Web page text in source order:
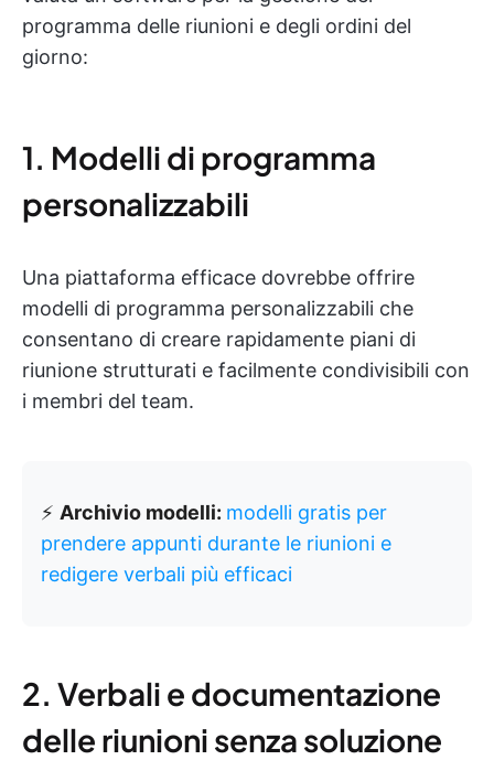
programma delle riunioni e degli ordini del
giorno:
1. Modelli di programma
personalizzabili
Una piattaforma efficace dovrebbe offrire
modelli di programma personalizzabili che
consentano di creare rapidamente piani di
riunione strutturati e facilmente condivisibili con
i membri del team.
⚡ Archivio modelli: modelli gratis per
prendere appunti durante le riunioni e
redigere verbali più efficaci
2. Verbali e documentazione
delle riunioni senza soluzione